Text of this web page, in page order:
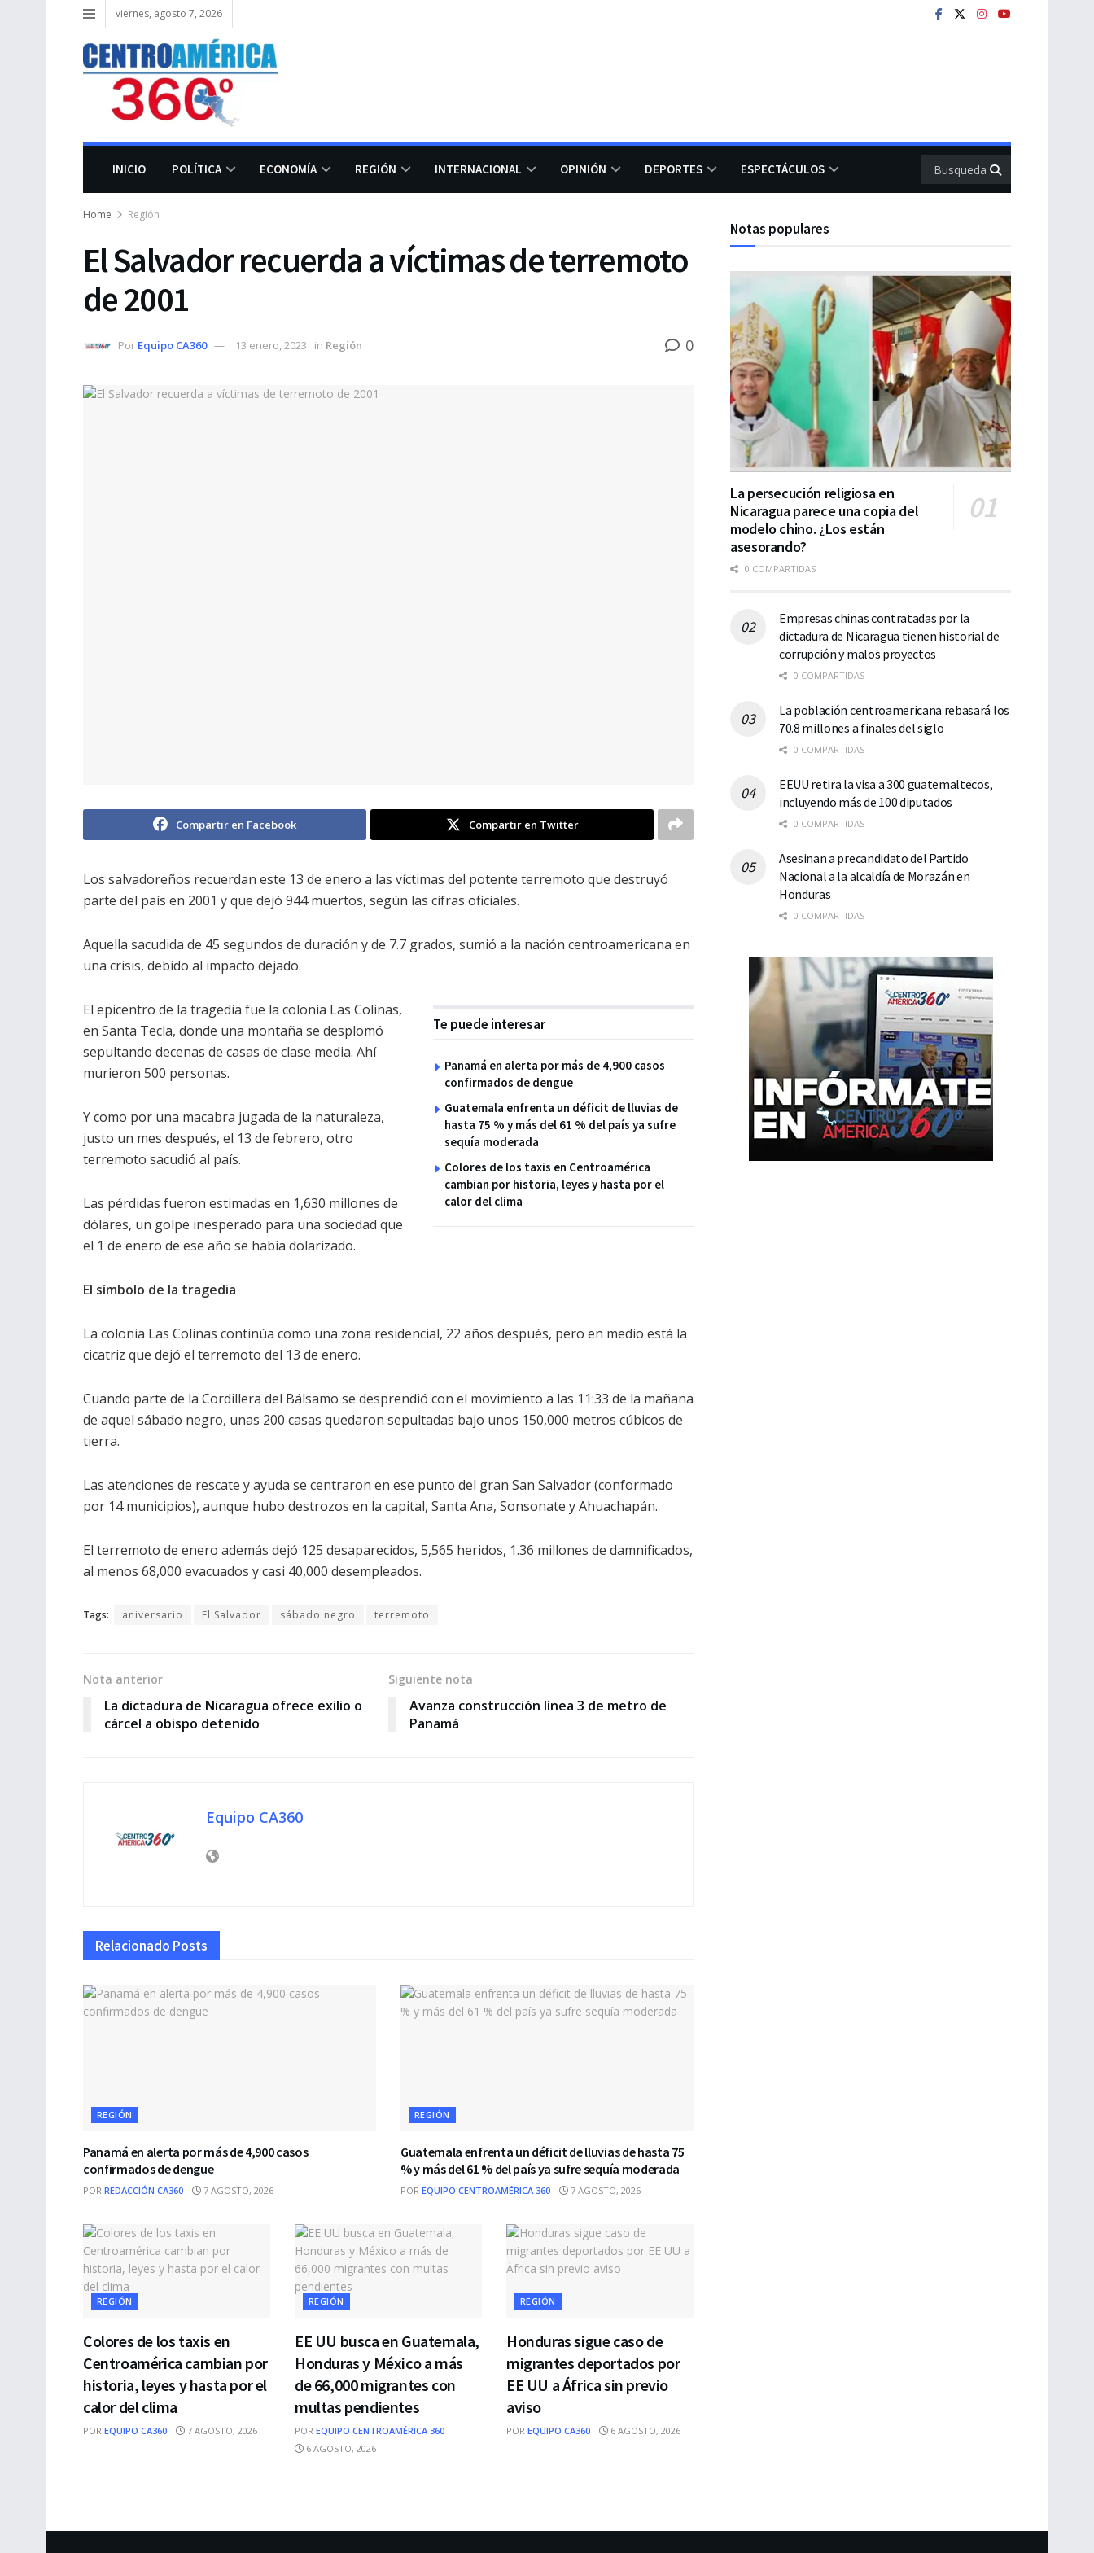
viernes, agosto 7, 2026
INICIO POLÍTICA ECONOMÍA REGIÓN INTERNACIONAL OPINIÓN DEPORTES ESPECTÁCULOS
Home Región
El Salvador recuerda a víctimas de terremoto
de 2001
Por Equipo CA360 13 enero, 2023 in Región 0
Compartir en Facebook Compartir en Twitter
Los salvadoreños recuerdan este 13 de enero a las víctimas del potente terremoto que destruyó
parte del país en 2001 y que dejó 944 muertos, según las cifras oficiales.
Aquella sacudida de 45 segundos de duración y de 7.7 grados, sumió a la nación centroamericana en
una crisis, debido al impacto dejado.
Te puede interesar
Panamá en alerta por más de 4,900 casos
confirmados de dengue
Guatemala enfrenta un déficit de lluvias de
hasta 75 % y más del 61 % del país ya sufre
sequía moderada
Colores de los taxis en Centroamérica
cambian por historia, leyes y hasta por el
calor del clima
El epicentro de la tragedia fue la colonia Las Colinas,
en Santa Tecla, donde una montaña se desplomó
sepultando decenas de casas de clase media. Ahí
murieron 500 personas.
Y como por una macabra jugada de la naturaleza,
justo un mes después, el 13 de febrero, otro
terremoto sacudió al país.
Las pérdidas fueron estimadas en 1,630 millones de
dólares, un golpe inesperado para una sociedad que
el 1 de enero de ese año se había dolarizado.
El símbolo de la tragedia
La colonia Las Colinas continúa como una zona residencial, 22 años después, pero en medio está la
cicatriz que dejó el terremoto del 13 de enero.
Cuando parte de la Cordillera del Bálsamo se desprendió con el movimiento a las 11:33 de la mañana
de aquel sábado negro, unas 200 casas quedaron sepultadas bajo unos 150,000 metros cúbicos de
tierra.
Las atenciones de rescate y ayuda se centraron en ese punto del gran San Salvador (conformado
por 14 municipios), aunque hubo destrozos en la capital, Santa Ana, Sonsonate y Ahuachapán.
El terremoto de enero además dejó 125 desaparecidos, 5,565 heridos, 1.36 millones de damnificados,
al menos 68,000 evacuados y casi 40,000 desempleados.
Tags: aniversario El Salvador sábado negro terremoto
Nota anterior
La dictadura de Nicaragua ofrece exilio o
cárcel a obispo detenido
Siguiente nota
Avanza construcción línea 3 de metro de
Panamá
Equipo CA360
Relacionado Posts
REGIÓN
Panamá en alerta por más de 4,900 casos
confirmados de dengue
POR REDACCIÓN CA360 7 AGOSTO, 2026
REGIÓN
Guatemala enfrenta un déficit de lluvias de hasta 75
% y más del 61 % del país ya sufre sequía moderada
POR EQUIPO CENTROAMÉRICA 360 7 AGOSTO, 2026
REGIÓN
Colores de los taxis en
Centroamérica cambian por
historia, leyes y hasta por el
calor del clima
POR EQUIPO CA360 7 AGOSTO, 2026
REGIÓN
EE UU busca en Guatemala,
Honduras y México a más
de 66,000 migrantes con
multas pendientes
POR EQUIPO CENTROAMÉRICA 360
6 AGOSTO, 2026
REGIÓN
Honduras sigue caso de
migrantes deportados por
EE UU a África sin previo
aviso
POR EQUIPO CA360 6 AGOSTO, 2026
Notas populares
La persecución religiosa en
Nicaragua parece una copia del
modelo chino. ¿Los están
asesorando?
0 COMPARTIDAS
Empresas chinas contratadas por la
dictadura de Nicaragua tienen historial de
corrupción y malos proyectos
0 COMPARTIDAS
La población centroamericana rebasará los
70.8 millones a finales del siglo
0 COMPARTIDAS
EEUU retira la visa a 300 guatemaltecos,
incluyendo más de 100 diputados
0 COMPARTIDAS
Asesinan a precandidato del Partido
Nacional a la alcaldía de Morazán en
Honduras
0 COMPARTIDAS